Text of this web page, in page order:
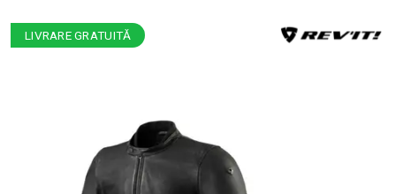
LIVRARE GRATUITĂ